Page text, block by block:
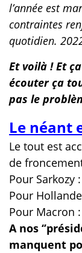
l’année est
contraintes
quotidien.
Et voilà ! Et
écouter ça
pas le
Le néant
Le tout est
de
Pour Sarkozy :
Pour
Pour Macron :
A nos
manquent